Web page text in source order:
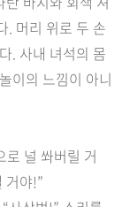
. 머리 위로 두 손
. 사내 녀석의 몸
이의 느낌이 아니
로 널 쏴버릴 거
거야!”